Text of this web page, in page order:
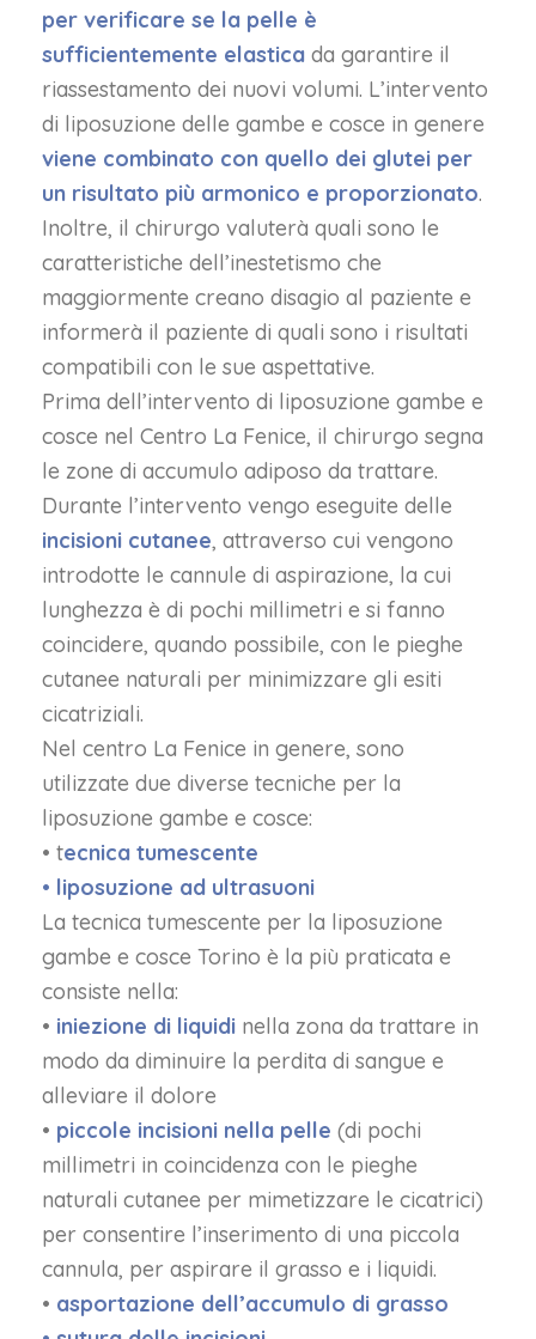
per verificare se la pelle è
sufficientemente elastica da garantire il
riassestamento dei nuovi volumi. L’intervento
di liposuzione delle gambe e cosce in genere
viene combinato con quello dei glutei per
un risultato più armonico e proporzionato.
Inoltre, il chirurgo valuterà quali sono le
caratteristiche dell’inestetismo che
maggiormente creano disagio al paziente e
informerà il paziente di quali sono i risultati
compatibili con le sue aspettative.
Prima dell’intervento di liposuzione gambe e
cosce nel Centro La Fenice, il chirurgo segna
le zone di accumulo adiposo da trattare.
Durante l’intervento vengo eseguite delle
incisioni cutanee, attraverso cui vengono
introdotte le cannule di aspirazione, la cui
lunghezza è di pochi millimetri e si fanno
coincidere, quando possibile, con le pieghe
cutanee naturali per minimizzare gli esiti
cicatriziali.
Nel centro La Fenice in genere, sono
utilizzate due diverse tecniche per la
liposuzione gambe e cosce:
• tecnica tumescente
• liposuzione ad ultrasuoni
La tecnica tumescente per la liposuzione
gambe e cosce Torino è la più praticata e
consiste nella:
• iniezione di liquidi nella zona da trattare in
modo da diminuire la perdita di sangue e
alleviare il dolore
• piccole incisioni nella pelle (di pochi
millimetri in coincidenza con le pieghe
naturali cutanee per mimetizzare le cicatrici)
per consentire l’inserimento di una piccola
cannula, per aspirare il grasso e i liquidi.
• asportazione dell’accumulo di grasso